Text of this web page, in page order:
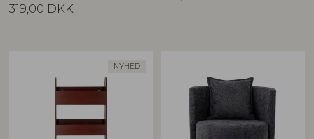
319,00 DKK
NYHED